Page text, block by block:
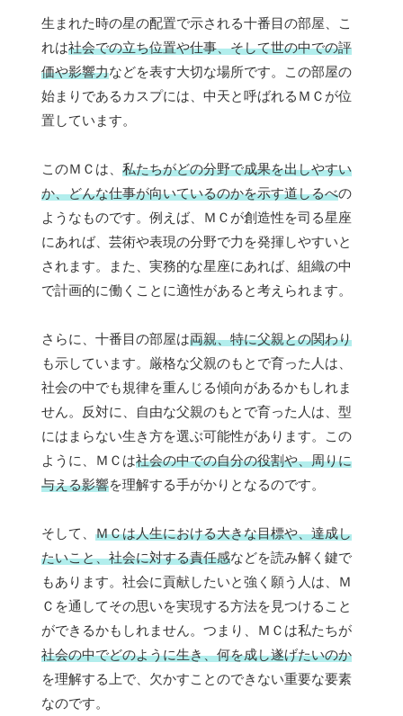
生まれた時の星の配置で示される十番目の部屋、こ
れは社会での立ち位置や仕事、そして世の中での評
価や影響力などを表す大切な場所です。この部屋の
始まりであるカスプには、中天と呼ばれるＭＣが位
置しています。
このＭＣは、 私たちがどの分野で成果を出しやすい
か、どんな仕事が向いているのかを示す道しるべの
ようなものです。例えば、ＭＣが創造性を司る星座
にあれば、芸術や表現の分野で力を発揮しやすいと
されます。また、実務的な星座にあれば、組織の中
で計画的に働くことに適性があると考えられます。
さらに、十番目の部屋は両親、特に父親との関わり
も示しています。厳格な父親のもとで育った人は、
社会の中でも規律を重んじる傾向があるかもしれま
せん。反対に、自由な父親のもとで育った人は、型
にはまらない生き方を選ぶ可能性があります。この
ように、ＭＣは社会の中での自分の役割や、周りに
与える影響を理解する手がかりとなるのです。
そして、 ＭＣは人生における大きな目標や、達成し
たいこと、社会に対する責任感などを読み解く鍵で
もあります。社会に貢献したいと強く願う人は、Ｍ
Ｃを通してその思いを実現する方法を見つけること
ができるかもしれません。つまり、ＭＣは私たちが
社会の中でどのように生き、何を成し遂げたいのか
を理解する上で、欠かすことのできない重要な要素
なのです。